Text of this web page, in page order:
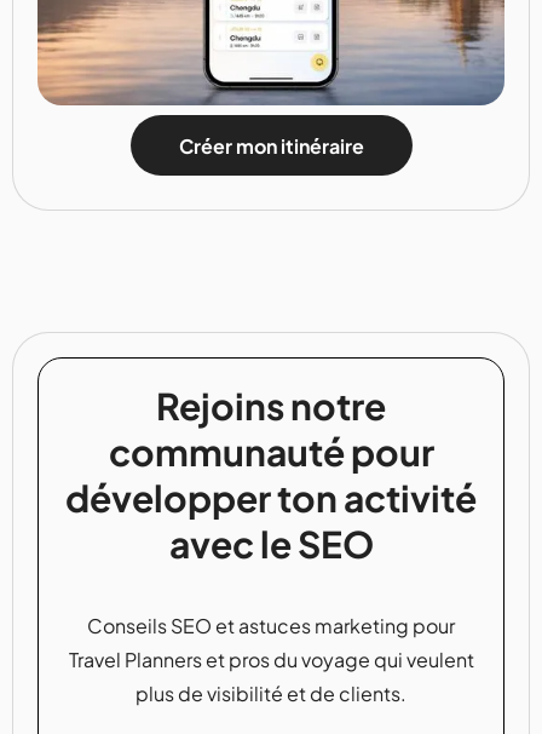
Créer mon itinéraire
Rejoins notre
communauté pour
développer ton activité
avec le SEO
Conseils SEO et astuces marketing pour
Travel Planners et pros du voyage qui veulent
plus de visibilité et de clients.